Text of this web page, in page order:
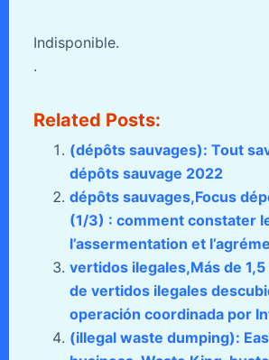
Indisponible.
.
Related Posts:
(dépôts sauvages): Tout
dépôts sauvage 2022
dépôts sauvages,Focus
(1/3) : comment constater
l’assermentation et
vertidos ilegales,Más de
de vertidos ilegales
operación coordinada por
(illegal waste dumping):